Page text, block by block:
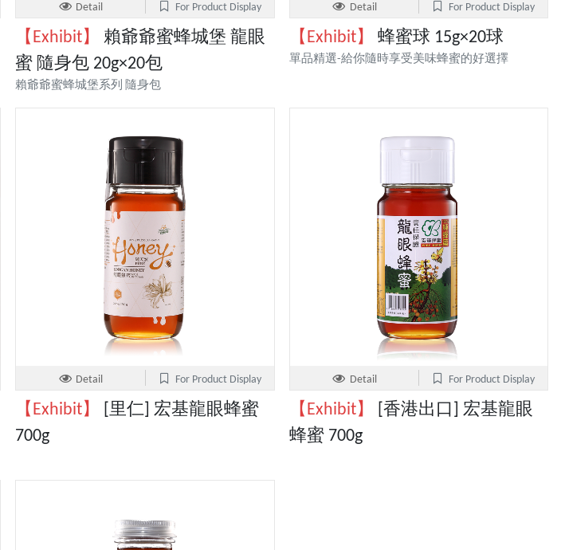
Detail For Product Display
【Exhibit】
賴爺爺蜜蜂城堡 龍眼
蜜 隨身包 20g×20包
賴爺爺蜜蜂城堡系列 隨身包
Detail For Product Display
【Exhibit】 蜂蜜球 15g×20球
單品精選-給你隨時享受美味蜂蜜的好選擇
Detail For Product Display
【Exhibit】
[里仁] 宏基龍眼蜂蜜
700g
Detail For Product Display
【Exhibit】
[香港出口] 宏基龍眼
蜂蜜 700g